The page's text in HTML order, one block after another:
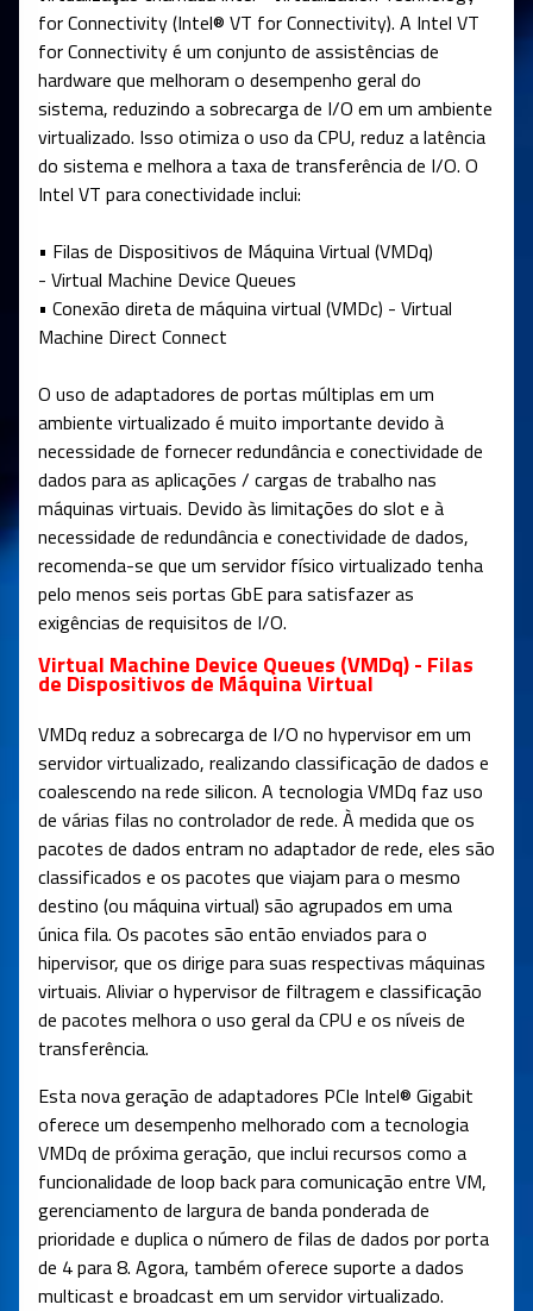
for Connectivity (Intel® VT for Connectivity). A Intel VT
for Connectivity é um conjunto de assistências de
hardware que melhoram o desempenho geral do
sistema, reduzindo a sobrecarga de I/O em um ambiente
virtualizado. Isso otimiza o uso da CPU, reduz a latência
do sistema e melhora a taxa de transferência de I/O. O
Intel VT para conectividade inclui:
• Filas de Dispositivos de Máquina Virtual (VMDq)
- Virtual Machine Device Queues
• Conexão direta de máquina virtual (VMDc) - Virtual
Machine Direct Connect
O uso de adaptadores de portas múltiplas em um
ambiente virtualizado é muito importante devido à
necessidade de fornecer redundância e conectividade de
dados para as aplicações / cargas de trabalho nas
máquinas virtuais. Devido às limitações do slot e à
necessidade de redundância e conectividade de dados,
recomenda-se que um servidor físico virtualizado tenha
pelo menos seis portas GbE para satisfazer as
exigências de requisitos de I/O.
Virtual Machine Device Queues (VMDq) - Filas
de Dispositivos de Máquina Virtual
VMDq reduz a sobrecarga de I/O no hypervisor em um
servidor virtualizado, realizando classificação de dados e
coalescendo na rede silicon. A tecnologia VMDq faz uso
de várias filas no controlador de rede. À medida que os
pacotes de dados entram no adaptador de rede, eles são
classificados e os pacotes que viajam para o mesmo
destino (ou máquina virtual) são agrupados em uma
única fila. Os pacotes são então enviados para o
hipervisor, que os dirige para suas respectivas máquinas
virtuais. Aliviar o hypervisor de filtragem e classificação
de pacotes melhora o uso geral da CPU e os níveis de
transferência.
Esta nova geração de adaptadores PCIe Intel® Gigabit
oferece um desempenho melhorado com a tecnologia
VMDq de próxima geração, que inclui recursos como a
funcionalidade de loop back para comunicação entre VM,
gerenciamento de largura de banda ponderada de
prioridade e duplica o número de filas de dados por porta
de 4 para 8. Agora, também oferece suporte a dados
multicast e broadcast em um servidor virtualizado.